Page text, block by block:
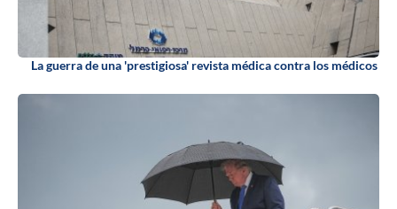
La guerra de una 'prestigiosa' revista médica contra los médicos